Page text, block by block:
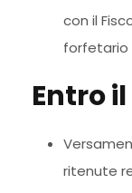
con il
forfetario
Entro
ritenute